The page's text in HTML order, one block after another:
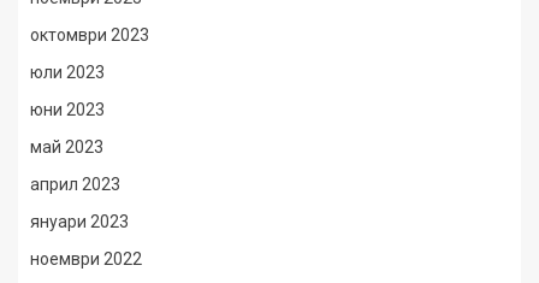
октомври 2023
юли 2023
юни 2023
май 2023
април 2023
януари 2023
ноември 2022